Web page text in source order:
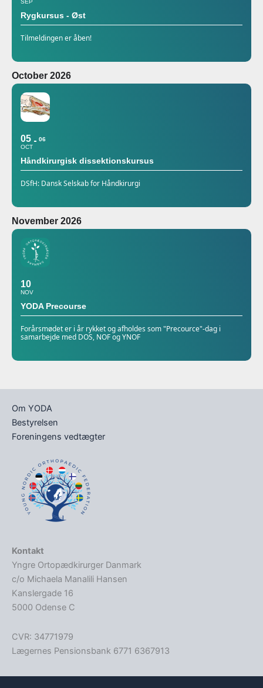
SEP
Rygkursus - Øst
Tilmeldingen er åben!
October 2026
05
OCT
06
Håndkirurgisk dissektionskursus
DSfH: Dansk Selskab for Håndkirurgi
November 2026
10
NOV
YODA Precourse
Forårsmødet er i år rykket og afholdes som "Precource"-dag i
samarbejde med DOS, NOF og YNOF
Om YODA
Bestyrelsen
Foreningens vedtægter
Kontakt
Yngre Ortopædkirurger Danmark
c/o Michaela Manalili Hansen
Kanslergade 16
5000 Odense C
CVR: 34771979
Lægernes Pensionsbank 6771 6367913